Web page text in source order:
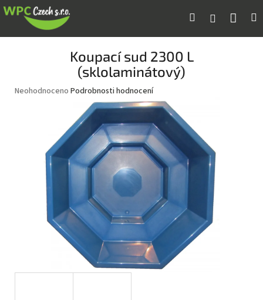
Přejít
na
Hledat Přihlášení
Koupací sud 2300 L
(sklolaminátový)
Průměrné
hvězdiček.
Neohodnoceno Podrobnosti hodnocení